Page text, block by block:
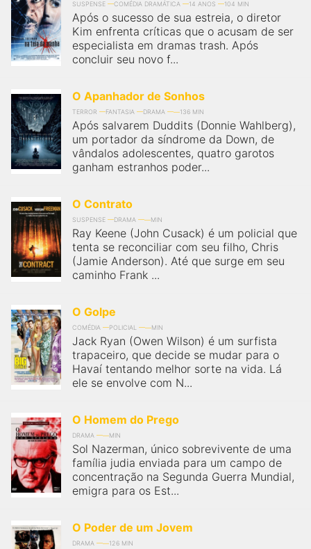
SUSPENSE COMÉDIA DRAMÁTICA 14 ANOS 104 MIN
Após o sucesso de sua estreia, o diretor
Kim enfrenta críticas que o acusam de ser
especialista em dramas trash. Após
concluir seu novo f...
O Apanhador de Sonhos
TERROR FANTASIA DRAMA 136 MIN
Após salvarem Duddits (Donnie Wahlberg),
um portador da síndrome da Down, de
vândalos adolescentes, quatro garotos
ganham estranhos poder...
O Contrato
SUSPENSE DRAMA MIN
Ray Keene (John Cusack) é um policial que
tenta se reconciliar com seu filho, Chris
(Jamie Anderson). Até que surge em seu
caminho Frank ...
O Golpe
COMÉDIA POLICIAL MIN
Jack Ryan (Owen Wilson) é um surfista
trapaceiro, que decide se mudar para o
Havaí tentando melhor sorte na vida. Lá
ele se envolve com N...
O Homem do Prego
DRAMA MIN
Sol Nazerman, único sobrevivente de uma
família judia enviada para um campo de
concentração na Segunda Guerra Mundial,
emigra para os Est...
O Poder de um Jovem
DRAMA 126 MIN